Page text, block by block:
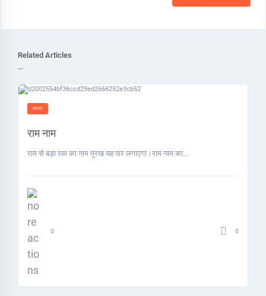
Related Articles
भजन
राम नाम
राम से बड़ा राम का नाम मूरख यह पार लगाएगा।राम नाम का…
0 0